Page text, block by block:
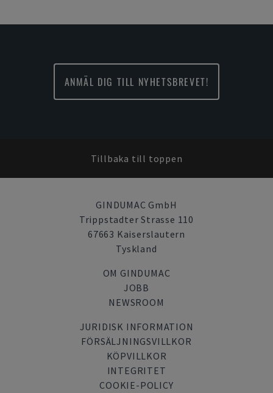
ANMÄL DIG TILL NYHETSBREVET!
Tillbaka till toppen
GINDUMAC GmbH
Trippstadter Strasse 110
67663 Kaiserslautern
Tyskland
OM GINDUMAC
JOBB
NEWSROOM
JURIDISK INFORMATION
FÖRSÄLJNINGSVILLKOR
KÖPVILLKOR
INTEGRITET
COOKIE-POLICY